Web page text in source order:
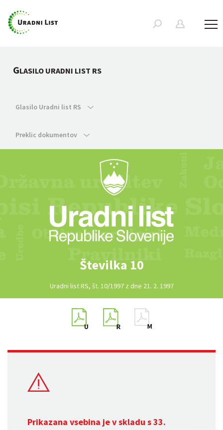
GLASILO URADNI LIST RS
Glasilo Uradni list RS
Preklic dokumentov
Številka 10
Uradni list RS, št. 10/1997 z dne 21. 2. 1997
Prikazana vsebina je v skladu s 33.